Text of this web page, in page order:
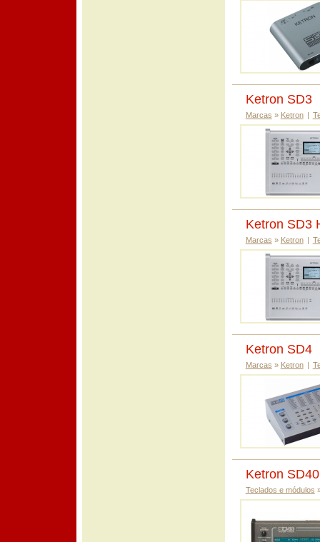
Ketron SD3
Marcas » Ketron |
Ketron SD3
Marcas » Ketron |
Ketron SD4
Marcas » Ketron |
Ketron SD40
Teclados e módulos